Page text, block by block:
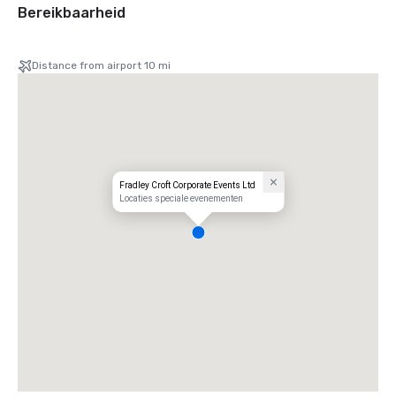
Bereikbaarheid
Distance from airport 10 mi
Fradley Croft Corporate Events Ltd
Locaties speciale evenementen